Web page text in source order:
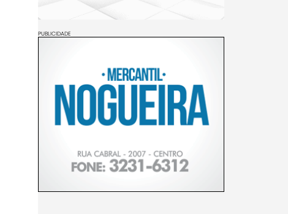
PUBLICIDADE